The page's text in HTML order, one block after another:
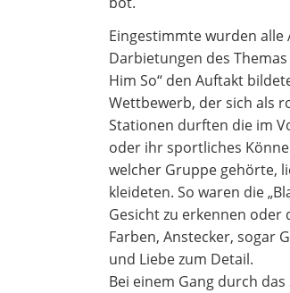
Eingestimmte wurden
Darbietungen des Themas
Him So“ den Auftakt
Wettbewerb, der sich als
Stationen durften die im
oder ihr sportliches
welcher Gruppe gehörte,
kleideten. So waren die
Gesicht zu erkennen oder
Farben, Anstecker, sogar
und Liebe zum Detail.
Bei einem Gang durch